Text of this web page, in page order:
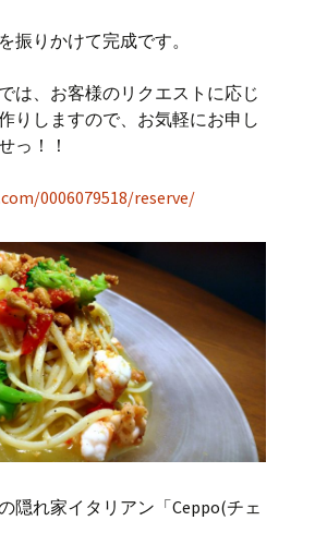
振りかけて完成です。
は、お客様のリクエストに応じ
りしますので、お気軽にお申し
っ！！
0006079518/reserve/
隠れ家イタリアン「Ceppo(チェ